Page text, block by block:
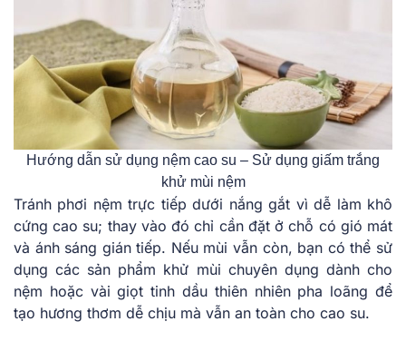
Hướng dẫn sử dụng nệm cao su – Sử dụng giấm trắng
khử mùi nệm
Tránh phơi nệm trực tiếp dưới nắng gắt vì dễ làm khô
cứng cao su; thay vào đó chỉ cần đặt ở chỗ có gió mát
và ánh sáng gián tiếp. Nếu mùi vẫn còn, bạn có thể sử
dụng các sản phẩm khử mùi chuyên dụng dành cho
nệm hoặc vài giọt tinh dầu thiên nhiên pha loãng để
tạo hương thơm dễ chịu mà vẫn an toàn cho cao su.